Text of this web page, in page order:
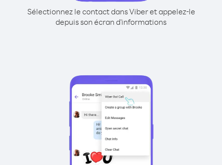
Sélectionnez le contact dans Viber et appelez-le
depuis son écran d'informations